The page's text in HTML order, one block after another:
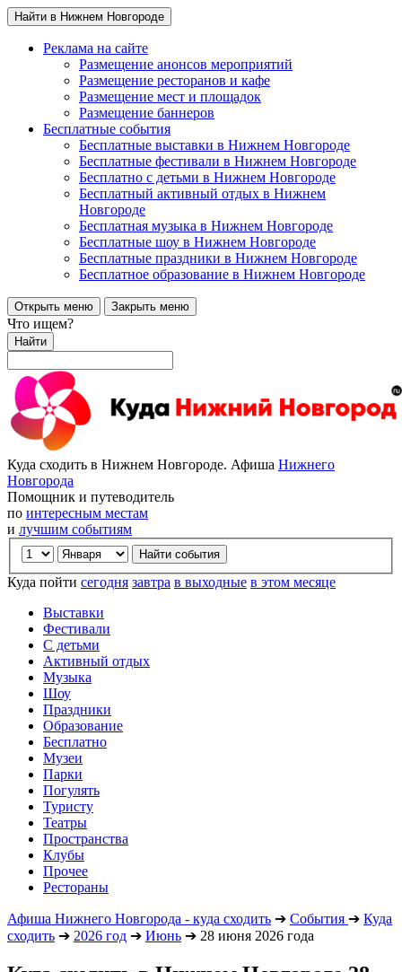
Найти в Нижнем Новгороде
Реклама на сайте
Размещение анонсов мероприятий
Размещение ресторанов и кафе
Размещение мест и площадок
Размещение баннеров
Бесплатные события
Бесплатные выставки в Нижнем Новгороде
Бесплатные фестивали в Нижнем Новгороде
Бесплатно с детьми в Нижнем Новгороде
Бесплатный активный отдых в Нижнем
Новгороде
Бесплатная музыка в Нижнем Новгороде
Бесплатные шоу в Нижнем Новгороде
Бесплатные праздники в Нижнем Новгороде
Бесплатное образование в Нижнем Новгороде
Открыть меню Закрыть меню
Что ищем?
Найти
Куда сходить в Нижнем Новгороде. Афиша Нижнего
Новгорода
Помощник и путеводитель
по интересным местам
и лучшим событиям
Куда пойти сегодня завтра в выходные в этом месяце
Выставки
Фестивали
С детьми
Активный отдых
Музыка
Шоу
Праздники
Образование
Бесплатно
Музеи
Парки
Погулять
Туристу
Театры
Пространства
Клубы
Прочее
Рестораны
Афиша Нижнего Новгорода - куда сходить ➔ События ➔ Куда
сходить ➔ 2026 год ➔ Июнь ➔ 28 июня 2026 года